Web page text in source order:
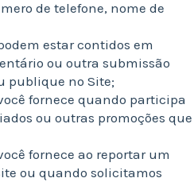
de telefone, nome de
estar contidos em
ou outra submissão
publique no Site;
fornece quando participa
ou outras promoções que
fornece ao reportar um
ou quando solicitamos